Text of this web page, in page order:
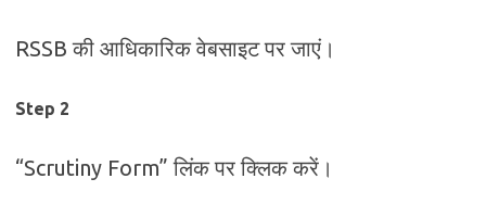
RSSB की आधिकारिक वेबसाइट पर जाएं।
Step 2
“Scrutiny Form” लिंक पर क्लिक करें।